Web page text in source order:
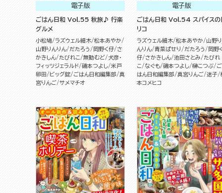
電子版
ごはん日和 Vol.55 秋旅♪ 行楽
グルメ
小松鳩 ラズウェル細木 松本あやか
山野りんりん だたろう 岡野く仔 さ
かきしん
たびれこ 無動むど
犬彦・
フィッツジェラルド 磯本つよし 米戸
卵田
ビッグ錠 ごはん日和編集部
真
宮りんご サメマチオ
電子版
ごはん日和 Vol.54 スパイスの
リコ
ラズウェル細木 松本あやか
山野り
んりん 青菜ぱせり だたろう
岡野
仔 さかきしん 池田さとみ
たびれ
こ
なぐも 磯本つよし 榊こつぶ
ご
はん日和編集部
真宮りんご 迷子
本コメヒコ